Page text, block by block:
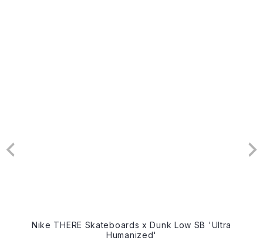
Nike THERE Skateboards x Dunk Low SB 'Ultra
Humanized'